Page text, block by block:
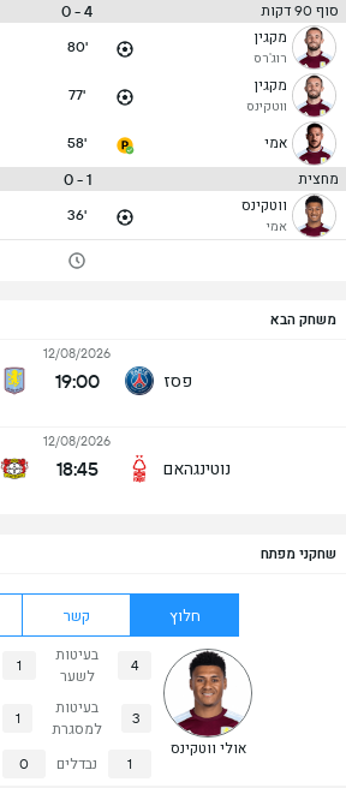
סוף 90 דקות 4 - 0
מקגין
רוג'רס
80'
מקגין
ווטקינס
77'
אמי 58'
מחצית 1 - 0
ווטקינס
אמי
36'
משחק הבא
פסז
12/08/2026
19:00
נוטינגהאם
12/08/2026
18:45
שחקני מפתח
חלוץ קשר
אולי ווטקינס
4
בעיטות
לשער
1
3
בעיטות
למסגרת
1
1 נבדלים 0